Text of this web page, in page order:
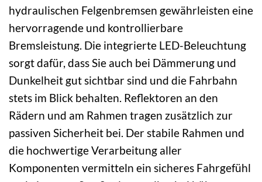
hydraulischen Felgenbremsen gewährleisten eine
hervorragende und kontrollierbare
Bremsleistung. Die integrierte LED-Beleuchtung
sorgt dafür, dass Sie auch bei Dämmerung und
Dunkelheit gut sichtbar sind und die Fahrbahn
stets im Blick behalten. Reflektoren an den
Rädern und am Rahmen tragen zusätzlich zur
passiven Sicherheit bei. Der stabile Rahmen und
die hochwertige Verarbeitung aller
Komponenten vermitteln ein sicheres Fahrgefühl